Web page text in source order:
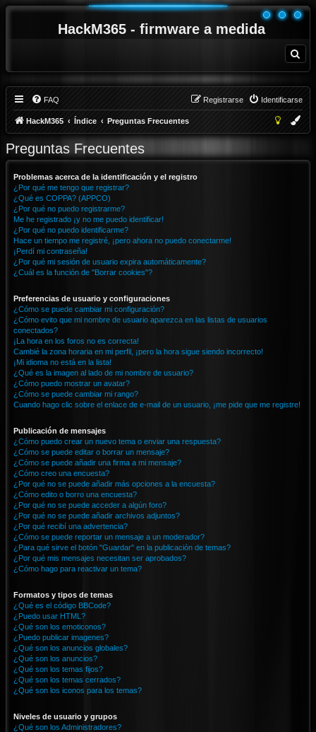
HackM365 - firmware a medida
u
FAQ Identificarse
Registrarse
HackM365 Índice Preguntas Frecuentes
Preguntas Frecuentes
Problemas acerca de la identificación y el registro
¿Por qué me tengo que registrar?
¿Qué es COPPA? (APPCO)
¿Por qué no puedo registrarme?
Me he registrado ¡y no me puedo identificar!
¿Por qué no puedo identificarme?
Hace un tiempo me registré, ¡pero ahora no puedo conectarme!
¡Perdí mi contraseña!
¿Por qué mi sesión de usuario expira automáticamente?
¿Cuál es la función de "Borrar cookies"?
Preferencias de usuario y configuraciones
¿Cómo se puede cambiar mi configuración?
¿Cómo evito que mi nombre de usuario aparezca en las listas de usuarios
conectados?
¡La hora en los foros no es correcta!
Cambié la zona horaria en mi perfil, ¡pero la hora sigue siendo incorrecto!
¡Mi idioma no está en la lista!
¿Qué es la imagen al lado de mi nombre de usuario?
¿Cómo puedo mostrar un avatar?
¿Cómo se puede cambiar mi rango?
Cuando hago clic sobre el enlace de e-mail de un usuario, ¡me pide que me registre!
Publicación de mensajes
¿Cómo puedo crear un nuevo tema o enviar una respuesta?
¿Cómo se puede editar o borrar un mensaje?
¿Cómo se puede añadir una firma a mi mensaje?
¿Cómo creo una encuesta?
¿Por qué no se puede añadir más opciones a la encuesta?
¿Cómo edito o borro una encuesta?
¿Por qué no se puede acceder a algún foro?
¿Por qué no se puede añadir archivos adjuntos?
¿Por qué recibí una advertencia?
¿Cómo se puede reportar un mensaje a un moderador?
¿Para qué sirve el botón "Guardar" en la publicación de temas?
¿Por qué mis mensajes necesitan ser aprobados?
¿Cómo hago para reactivar un tema?
Formatos y tipos de temas
¿Qué es el código BBCode?
¿Puedo usar HTML?
¿Qué son los emoticonos?
¿Puedo publicar imagenes?
¿Qué son los anuncios globales?
¿Qué son los anuncios?
¿Qué son los temas fijos?
¿Qué son los temas cerrados?
¿Qué son los iconos para los temas?
Niveles de usuario y grupos
¿Qué son los Administradores?